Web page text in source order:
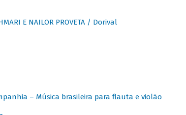
E NAILOR PROVETA / Dorival
– Música brasileira para flauta e violão